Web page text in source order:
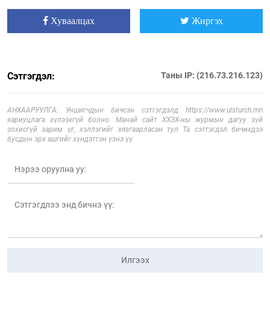
Хуваалцах Жиргэх
Сэтгэгдэл: Таны IP: (216.73.216.123)
АНХААРУУЛГА: Уншигчдын бичсэн сэтгэгдэлд https://www.ulsturch.mn
хариуцлага хүлээхгүй болно. Манай сайт ХХЗХ-ны журмын дагуу зүй
зохисгүй зарим үг, хэллэгийг хязгаарласан тул Та сэтгэгдэл бичихдээ
бусдын эрх ашгийг хүндэтгэн үзнэ үү.
Илгээх